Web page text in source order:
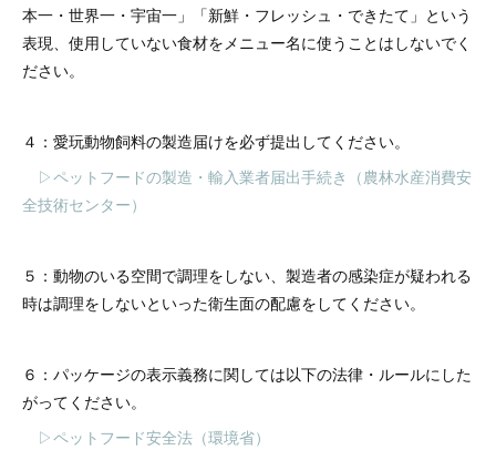
本一・世界一・宇宙一」「新鮮・フレッシュ・できたて」という
表現、使用していない食材をメニュー名に使うことはしないでく
ださい。
４：愛玩動物飼料の製造届けを必ず提出してください。
▷ペットフードの製造・輸入業者届出手続き（農林水産消費安
全技術センター）
５：動物のいる空間で調理をしない、製造者の感染症が疑われる
時は調理をしないといった衛生面の配慮をしてください。
６：パッケージの表示義務に関しては以下の法律・ルールにした
がってください。
▷ペットフード安全法（環境省）